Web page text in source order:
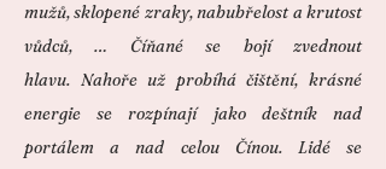
mužů, sklopené zraky, nabubřelost a krutost
vůdců, … Číňané se bojí zvednout
hlavu. Nahoře už probíhá čištění, krásné
energie se rozpínají jako deštník nad
portálem a nad celou Čínou. Lidé se